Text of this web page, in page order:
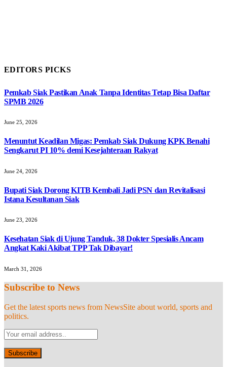
EDITORS PICKS
Pemkab Siak Pastikan Anak Tanpa Identitas Tetap Bisa Daftar
SPMB 2026
June 25, 2026
Menuntut Keadilan Migas: Pemkab Siak Dukung KPK Benahi
Sengkarut PI 10% demi Kesejahteraan Rakyat
June 24, 2026
Bupati Siak Dorong KITB Kembali Jadi PSN dan Revitalisasi
Istana Kesultanan Siak
June 23, 2026
Kesehatan Siak di Ujung Tanduk, 38 Dokter Spesialis Ancam
Angkat Kaki Akibat TPP Tak Dibayar!
March 31, 2026
Subscribe to News
Get the latest sports news from NewsSite about world, sports and
politics.